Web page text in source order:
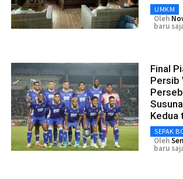
UMKM
Oleh
baru
Final
Persib
Kedua
SEPAK
Oleh
baru